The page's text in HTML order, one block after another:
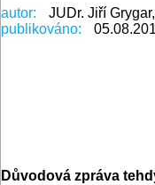
autor:
JUDr. Jiří
publikováno:
Důvodová zpráva